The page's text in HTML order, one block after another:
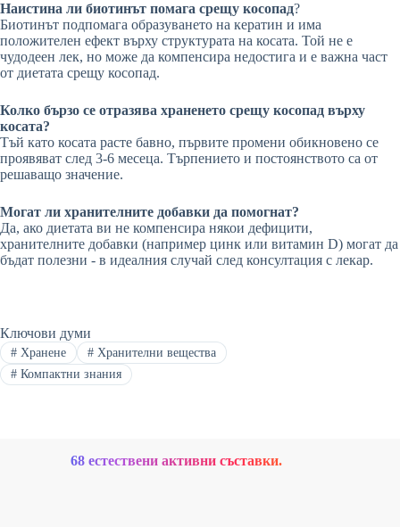
Наистина ли биотинът помага срещу косопад?
Биотинът подпомага образуването на кератин и има
положителен ефект върху структурата на косата. Той не е
чудодеен лек, но може да компенсира недостига и е важна част
от диетата срещу косопад.
Колко бързо се отразява храненето срещу косопад върху
косата?
Тъй като косата расте бавно, първите промени обикновено се
проявяват след 3-6 месеца. Търпението и постоянството са от
решаващо значение.
Могат ли хранителните добавки да помогнат?
Да, ако диетата ви не компенсира някои дефицити,
хранителните добавки (например цинк или витамин D) могат да
бъдат полезни - в идеалния случай след консултация с лекар.
Ключови думи
#Хранене #Хранителни вещества
#Компактни знания
68 естествени активни съставки.